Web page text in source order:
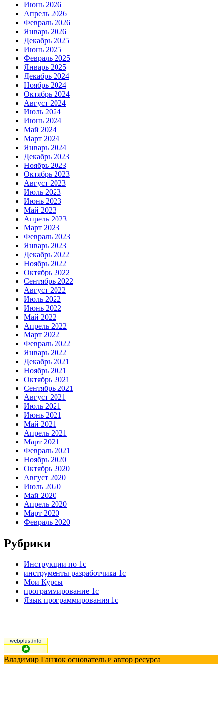
Июнь 2026
Апрель 2026
Февраль 2026
Январь 2026
Декабрь 2025
Июнь 2025
Февраль 2025
Январь 2025
Декабрь 2024
Ноябрь 2024
Октябрь 2024
Август 2024
Июль 2024
Июнь 2024
Май 2024
Март 2024
Январь 2024
Декабрь 2023
Ноябрь 2023
Октябрь 2023
Август 2023
Июль 2023
Июнь 2023
Май 2023
Апрель 2023
Март 2023
Февраль 2023
Январь 2023
Декабрь 2022
Ноябрь 2022
Октябрь 2022
Сентябрь 2022
Август 2022
Июль 2022
Июнь 2022
Май 2022
Апрель 2022
Март 2022
Февраль 2022
Январь 2022
Декабрь 2021
Ноябрь 2021
Октябрь 2021
Сентябрь 2021
Август 2021
Июль 2021
Июнь 2021
Май 2021
Апрель 2021
Март 2021
Февраль 2021
Ноябрь 2020
Октябрь 2020
Август 2020
Июль 2020
Май 2020
Апрель 2020
Март 2020
Февраль 2020
Рубрики
Инструкции по 1с
инструменты разработчика 1с
Мои Курсы
программирование 1с
Язык программирования 1с
Владимир Ганзюк основатель и автор ресурса